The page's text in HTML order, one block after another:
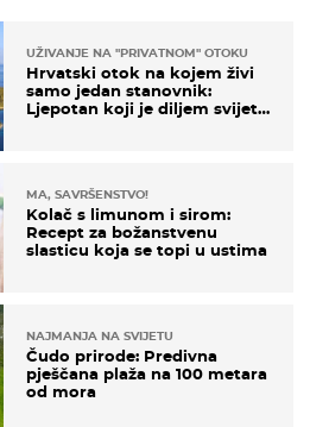
UŽIVANJE NA "PRIVATNOM" OTOKU
Hrvatski otok na kojem živi
samo jedan stanovnik:
Ljepotan koji je diljem svijeta
MA, SAVRŠENSTVO!
Kolač s limunom i sirom:
Recept za božanstvenu
slasticu koja se topi u ustima
NAJMANJA NA SVIJETU
Čudo prirode: Predivna
pješčana plaža na 100 metara
od mora